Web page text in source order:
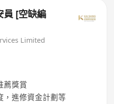
[空缺編
Limited
薦獎賞
，進修資金計劃等